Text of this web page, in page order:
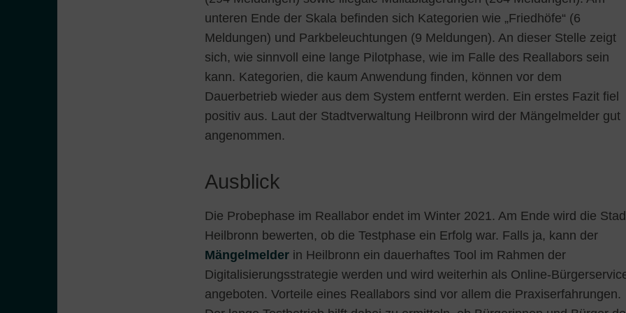
unteren Ende der Skala befinden sich Kategorien wie „Friedhöfe“ (6
Meldungen) und Parkbeleuchtungen (9 Meldungen). An dieser Stelle zeigt
sich, wie sinnvoll eine lange Pilotphase, wie im Falle des Reallabors sein
kann. Kategorien, die kaum Anwendung finden, können vor dem
Dauerbetrieb wieder aus dem System entfernt werden. Ein erstes Fazit fiel
positiv aus. Laut der Stadtverwaltung Heilbronn wird der Mängelmelder gut
angenommen.
Ausblick
Die Probephase im Reallabor endet im Winter 2021. Am Ende wird die
Heilbronn bewerten, ob die Testphase ein Erfolg war. Falls ja, kann der
Mängelmelder in Heilbronn ein dauerhaftes Tool im Rahmen der
Digitalisierungsstrategie werden und wird weiterhin als Online-
angeboten. Vorteile eines Reallabors sind vor allem die Praxiserfahrungen.